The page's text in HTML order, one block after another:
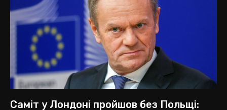
Саміт у Лондоні пройшов без Польщі: